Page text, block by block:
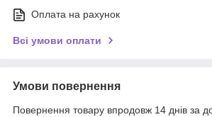
Оплата на рахунок
Всі умови оплати
Умови повернення
Повернення товару впродовж 14 днів за